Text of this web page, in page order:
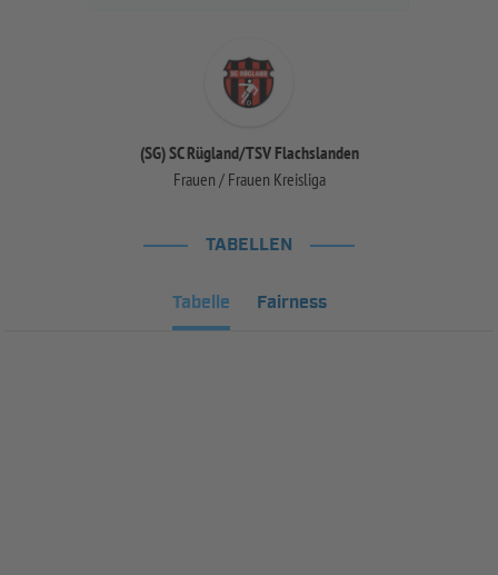
(SG) SC Rügland/TSV Flachslanden
Frauen / Frauen Kreisliga
TABELLEN
Tabelle Fairness